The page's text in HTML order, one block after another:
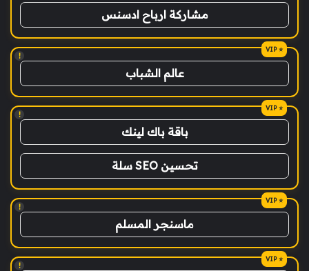
مشاركة ارباح ادسنس
!
عالم الشباب
!
باقة باك لينك
تحسين SEO سلة
!
ماسنجر المسلم
!